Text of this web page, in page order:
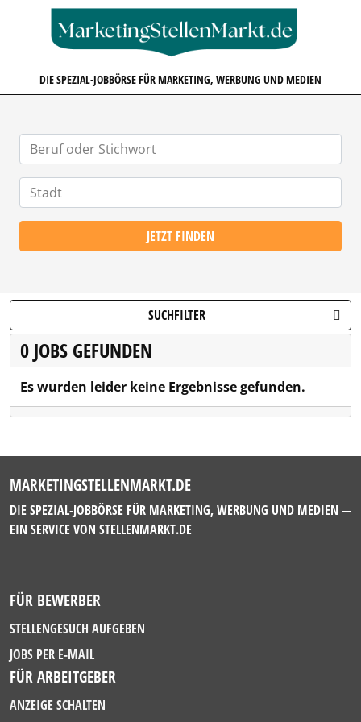
DIE SPEZIAL-JOBBÖRSE FÜR MARKETING, WERBUNG UND MEDIEN
JETZT FINDEN
SUCHFILTER
0 JOBS GEFUNDEN
Es wurden leider keine Ergebnisse gefunden.
MARKETINGSTELLENMARKT.DE
DIE SPEZIAL-JOBBÖRSE FÜR MARKETING, WERBUNG UND MEDIEN —
EIN SERVICE VON STELLENMARKT.DE
FÜR BEWERBER
STELLENGESUCH AUFGEBEN
JOBS PER E-MAIL
FÜR ARBEITGEBER
ANZEIGE SCHALTEN